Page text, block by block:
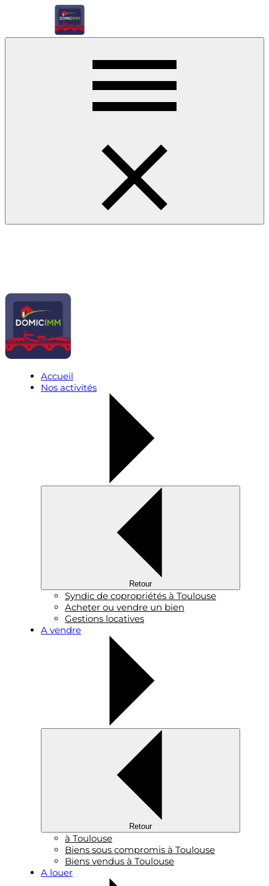
Accueil
Nos activités
Retour
Syndic de copropriétés à Toulouse
Acheter ou vendre un bien
Gestions locatives
A vendre
Retour
à Toulouse
Biens sous compromis à Toulouse
Biens vendus à Toulouse
A louer